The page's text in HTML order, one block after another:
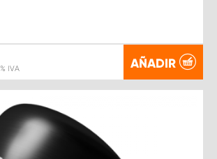
IVA AÑADIR